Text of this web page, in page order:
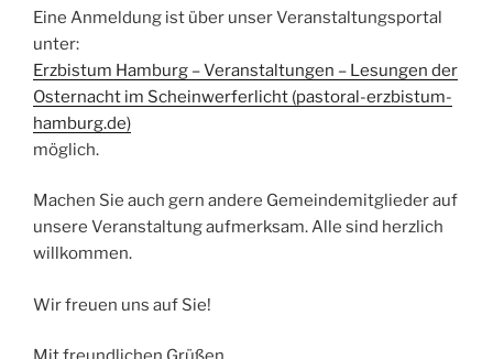
Eine Anmeldung ist über unser Veranstaltungsportal
unter:
Erzbistum Hamburg – Veranstaltungen – Lesungen der
Osternacht im Scheinwerferlicht (pastoral-erzbistum-
hamburg.de)
möglich.
Machen Sie auch gern andere Gemeindemitglieder auf
unsere Veranstaltung aufmerksam. Alle sind herzlich
willkommen.
Wir freuen uns auf Sie!